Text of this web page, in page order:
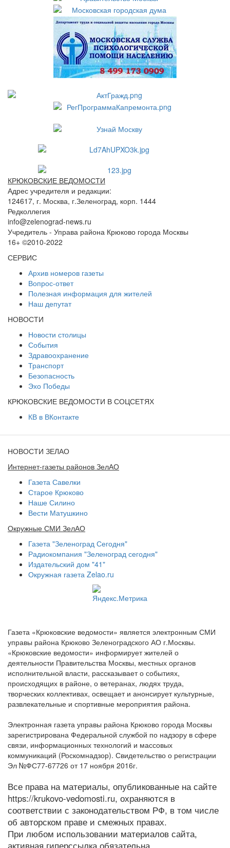
КРЮКОВСКИЕ ВЕДОМОСТИ
Адрес учредителя и редакции:
124617, г. Москва, г.Зеленоград, корп. 1444
Редколлегия
info@zelenograd-news.ru
Учредитель - Управа района Крюково города Москвы
16+ ©2010-2022
СЕРВИС
Архив номеров газеты
Вопрос-ответ
Полезная информация для жителей
Наш депутат
НОВОСТИ
Новости столицы
События
Здравоохранение
Транспорт
Безопасность
Эхо Победы
КРЮКОВСКИЕ ВЕДОМОСТИ В СОЦСЕТЯХ
КВ в ВКонтакте
НОВОСТИ ЗЕЛАО
Интернет-газеты районов ЗелАО
Газета Савелки
Старое Крюково
Наше Силино
Вести Матушкино
Окружные СМИ ЗелАО
Газета "Зеленоград Сегодня"
Радиокомпания "Зеленоград сегодня"
Издательский дом "41"
Окружная газета Zelao.ru
Газета «Крюковские ведомости» является электронным СМИ
управы района Крюково Зеленоградского АО г.Москвы.
«Крюковские ведомости» информирует жителей о
деятельности Правительства Москвы, местных органов
исполнительной власти, рассказывает о событиях,
происходящих в районе, о ветеранах, людях труда,
творческих коллективах, освещает и анонсирует культурные,
развлекательные и спортивные мероприятия района.
Электронная газета управы района Крюково города Москвы
зарегистрирована Федеральной службой по надзору в сфере
связи, информационных технологий и массовых
коммуникаций (Роскомнадзор). Свидетельство о регистрации
Эл №ФС77-67726 от 17 ноября 2016г.
Все права на материалы, опубликованные на сайте
https://krukovo-vedomosti.ru, охраняются в
соответствии с законодательством РФ, в том числе
об авторском праве и смежных правах.
При любом использовании материалов сайта,
активная гиперссылка обязательна.